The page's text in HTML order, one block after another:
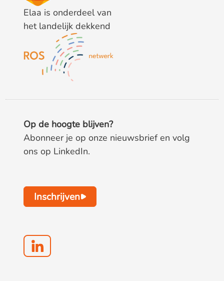
Elaa is onderdeel van
het landelijk dekkend
Op de hoogte blijven?
Abonneer je op onze nieuwsbrief en volg
ons op LinkedIn.
Inschrijven